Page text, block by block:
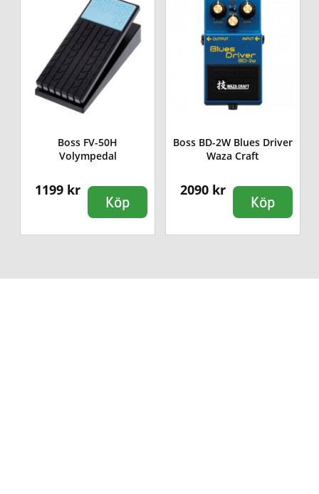
Boss FV-50H
Volympedal
1199 kr
Köp
Boss BD-2W Blues Driver
Waza Craft
2090 kr
Köp